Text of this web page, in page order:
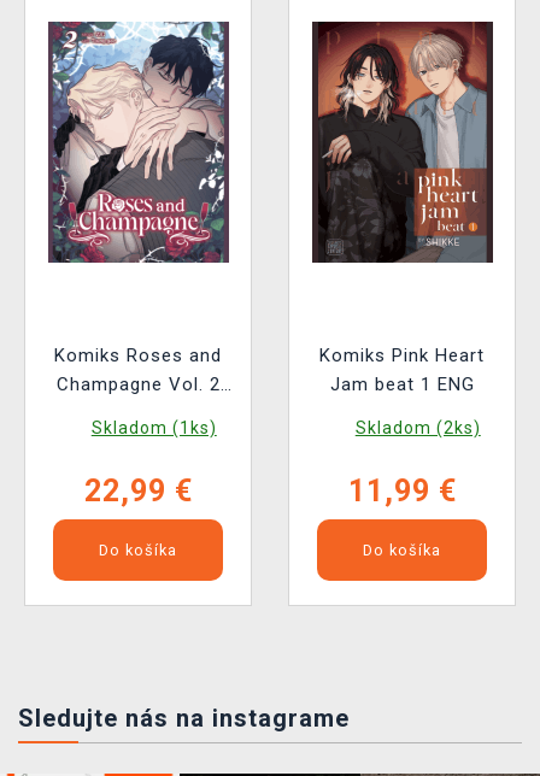
Komiks Roses and
Champagne Vol. 2
Skladom (1ks)
22,99 €
Do košíka
Komiks Pink Heart
Jam beat 1 ENG
Skladom (2ks)
11,99 €
Do košíka
Sledujte nás na instagrame